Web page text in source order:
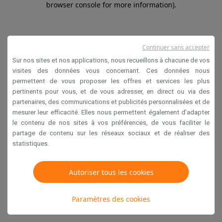
browser console for more information).
Sur nos sites et nos applications, nous recueillons à chacune de vos
visites des données vous concernant. Ces données nous
permettent de vous proposer les offres et services les plus
pertinents pour vous, et de vous adresser, en direct ou via des
partenaires, des communications et publicités personnalisées et de
mesurer leur efficacité. Elles nous permettent également d’adapter
le contenu de nos sites à vos préférences, de vous faciliter le
partage de contenu sur les réseaux sociaux et de réaliser des
statistiques.
Autoriser tous les cookies
Paramètres des cookies
Continuer sans accepter